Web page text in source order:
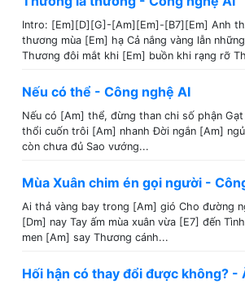
Intro: [Em][D][G]-[Am][Em]-[B7][Em] Anh
thương mùa [Em] hạ Cả nắng vàng lẫn
Thương đôi mắt khi [Em] buồn khi rạng rỡ
Nếu có thể - Công nghệ AI
Nếu có [Am] thể, đừng than chi số phận
thổi cuốn trôi [Am] nhanh Đời ngắn [Am]
còn chưa đủ Sao vướng...
Mùa Xuân chim én gọi người -
Ai thả vàng bay trong [Am] gió Cho đường
[Dm] nay Tay ấm mùa xuân vừa [E7] đến
men [Am] say Thương cánh...
Hối hận có thay đổi được không? -